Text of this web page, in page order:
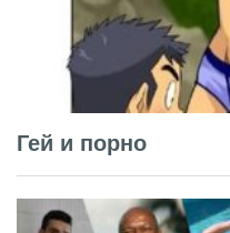
Гей и порно